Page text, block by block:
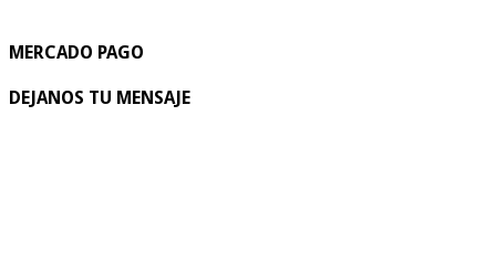
MERCADO PAGO
DEJANOS TU MENSAJE